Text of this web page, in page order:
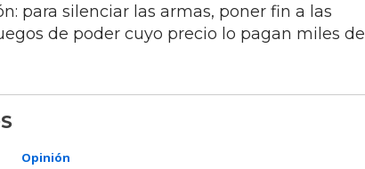
para silenciar las armas, poner fin a las
de poder cuyo precio lo pagan miles de
Opinión